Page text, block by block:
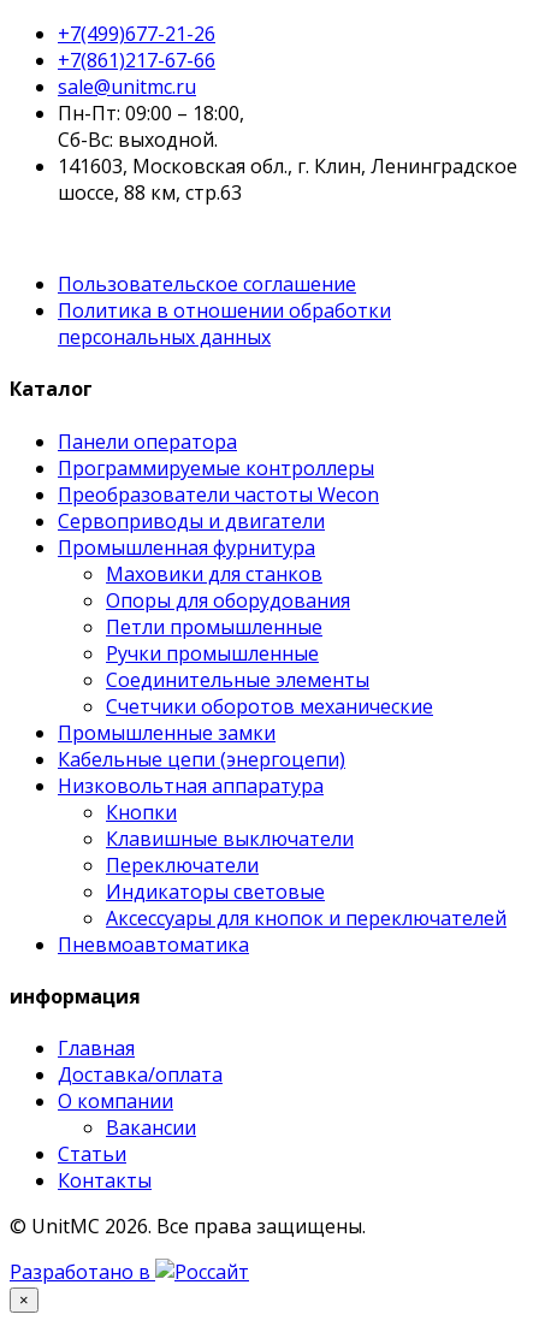
+7(499)677-21-26
+7(861)217-67-66
sale@unitmc.ru
Пн-Пт: 09:00 – 18:00,
Сб-Вс: выходной.
141603, Московская обл., г. Клин, Ленинградское
шоссе, 88 км, стр.63
Пользовательское соглашение
Политика в отношении обработки
персональных данных
Каталог
Панели оператора
Программируемые контроллеры
Преобразователи частоты Wecon
Сервоприводы и двигатели
Промышленная фурнитура
Маховики для станков
Опоры для оборудования
Петли промышленные
Ручки промышленные
Соединительные элементы
Счетчики оборотов механические
Промышленные замки
Кабельные цепи (энергоцепи)
Низковольтная аппаратура
Кнопки
Клавишные выключатели
Переключатели
Индикаторы световые
Аксессуары для кнопок и переключателей
Пневмоавтоматика
информация
Главная
Доставка/оплата
О компании
Вакансии
Статьи
Контакты
© UnitMC 2026. Все права защищены.
Разработано в
×